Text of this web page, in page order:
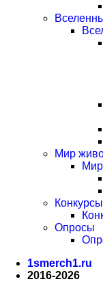
Мир
Конкурсы
Опросы
1smerch1.ru
2016-2026